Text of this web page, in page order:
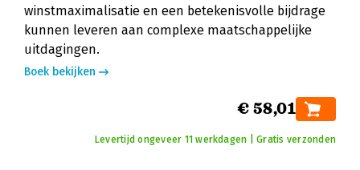
winstmaximalisatie en een betekenisvolle bijdrage
kunnen leveren aan complexe maatschappelijke
uitdagingen.
Boek bekijken
€ 58,01
Levertijd ongeveer 11 werkdagen | Gratis verzonden